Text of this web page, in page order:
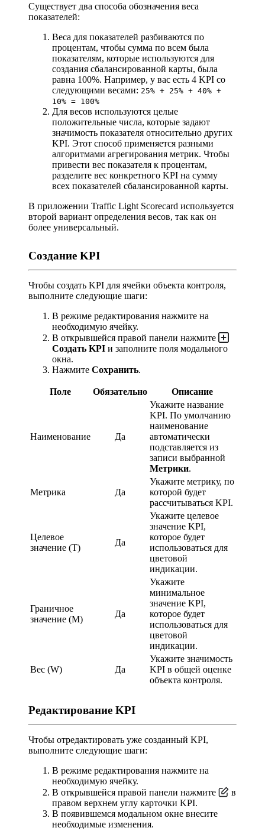
Существует два способа обозначения веса
показателей:
Веса для показателей разбиваются по
процентам, чтобы сумма по всем была
показателям, которые используются для
создания сбалансированной карты, была
равна 100%. Например, у вас есть 4 KPI со
следующими весами: 25% + 25% + 40% +
10% = 100%
Для весов используются целые
положительные числа, которые задают
значимость показателя относительно других
KPI. Этот способ применяется разными
алгоритмами агрегирования метрик. Чтобы
привести вес показателя к процентам,
разделите вес конкретного KPI на сумму
всех показателей сбалансированной карты.
В приложении Traffic Light Scorecard используется
второй вариант определения весов, так как он
более универсальный.
Создание KPI
Чтобы создать KPI для ячейки объекта контроля,
выполните следующие шаги:
В режиме редактирования нажмите на
необходимую ячейку.
В открывшейся правой панели нажмите
Создать KPI и заполните поля модального
окна.
Нажмите Сохранить.
Поле Обязательно Описание
Наименование Да
Укажите название
KPI. По умолчанию
наименование
автоматически
подставляется из
записи выбранной
Метрики.
Метрика Да
Укажите метрику, по
которой будет
рассчитываться KPI.
Целевое
значение (T)
Да
Укажите целевое
значение KPI,
которое будет
использоваться для
цветовой
индикации.
Граничное
значение (M)
Да
Укажите
минимальное
значение KPI,
которое будет
использоваться для
цветовой
индикации.
Вес (W) Да
Укажите значимость
KPI в общей оценке
объекта контроля.
Редактирование KPI
Чтобы отредактировать уже созданный KPI,
выполните следующие шаги:
В режиме редактирования нажмите на
необходимую ячейку.
В открывшейся правой панели нажмите
в
правом верхнем углу карточки KPI.
В появившемся модальном окне внесите
необходимые изменения.